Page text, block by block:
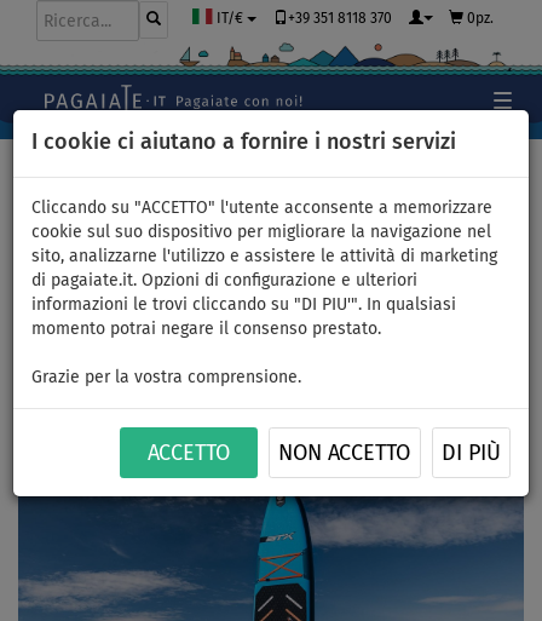
I cookie ci aiutano a fornire i nostri servizi
Cliccando su "ACCETTO" l'utente acconsente a memorizzare
cookie sul suo dispositivo per migliorare la navigazione nel
sito, analizzarne l'utilizzo e assistere le attività di marketing
di pagaiate.it. Opzioni di configurazione e ulteriori
informazioni le trovi cliccando su "DI PIU'". In qualsiasi
momento potrai negare il consenso prestato.
Grazie per la vostra comprensione.
ACCETTO NON ACCETTO DI PIÙ
IT/€ +39 351 8118 370 0pz.
Outfit uomo 5 – Blu – STX,
lycra, infradito COOL
preferito – PADDLEFASHION.com